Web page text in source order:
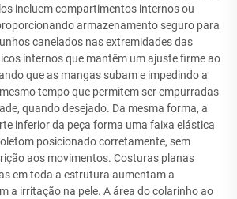
incluem compartimentos internos ou
armazenamento seguro para
canelados nas extremidades das
internos que mantêm um ajuste firme ao
que as mangas subam e impedindo a
tempo que permitem ser empurradas
quando desejado. Da mesma forma, a
inferior da peça forma uma faixa elástica
posicionado corretamente, sem
aos movimentos. Costuras planas
em toda a estrutura aumentam a
a irritação na pele. A área do colarinho ao